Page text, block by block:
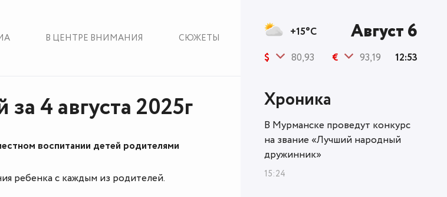
В ЦЕНТРЕ ВНИМАНИЯ СЮЖЕТЫ
4 августа 2025г
воспитании детей родителями
ребенка с каждым из родителей.
+15°C Август 6
$ 80,93 € 93,19 12:53
Хроника
В Мурманске проведут конкурс
на звание «Лучший народный
дружинник»
15:24